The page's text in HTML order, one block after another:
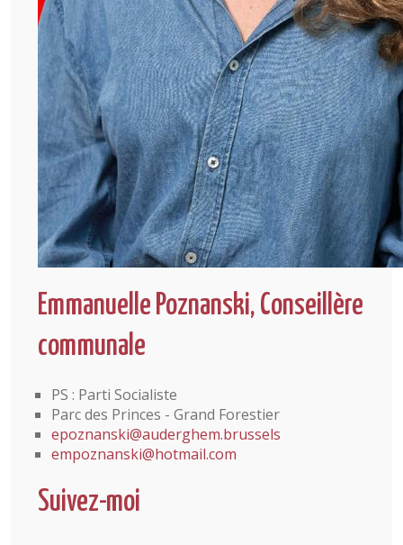
Emmanuelle Poznanski, Conseillère
communale
PS : Parti Socialiste
Parc des Princes - Grand Forestier
epoznanski@auderghem.brussels
empoznanski@hotmail.com
Suivez-moi